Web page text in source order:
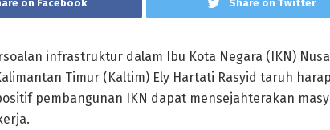
on Facebook Share on Twitter
infrastruktur dalam Ibu Kota Negara (IKN)
Timur (Kaltim) Ely Hartati Rasyid taruh
pembangunan IKN dapat mensejahterakan